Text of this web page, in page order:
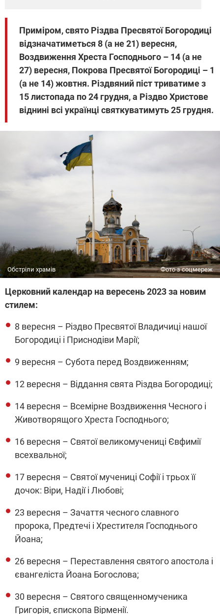
Приміром, свято Різдва Пресвятої Богородиці
відзначатиметься 8 (а не 21) вересня,
Воздвиження Хреста Господнього – 14 (а не
27) вересня, Покрова Пресвятої Богородиці – 1
(а не 14) жовтня. Різдвяний піст триватиме з
15 листопада по 24 грудня, а Різдво Христове
віднині всі українці святкуватимуть 25 грудня.
Обстріли храмів Фото з соцмереж
Церковний календар на вересень 2023 за новим
стилем:
8 вересня – Різдво Пресвятої Владичиці нашої
Богородиці і Приснодіви Марії;
9 вересня – Субота перед Воздвиженням;
12 вересня – Віддання свята Різдва Богородиці;
14 вересня – Всемірне Воздвиження Чесного і
Животворящого Хреста Господнього;
16 вересня – Святої великомучениці Євфимії
всехвальної;
17 вересня – Святої мучениці Софії і трьох її
дочок: Віри, Надії і Любові;
23 вересня – Зачаття чесного славного
пророка, Предтечі і Хрестителя Господнього
Йоана;
26 вересня – Переставлення святого апостола і
євангеліста Йоана Богослова;
30 вересня – Святого священномученика
Григорія, єпископа Вірменії.